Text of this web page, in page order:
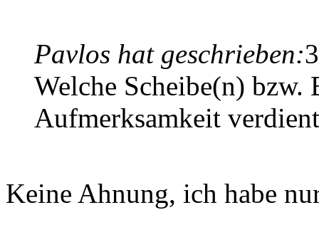
Pavlos hat geschrieben:
Welche Scheibe(n) bzw.
Aufmerksamkeit
Keine Ahnung, ich habe